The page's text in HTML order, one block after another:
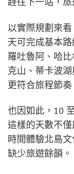
以實際規劃來
天可完成基本
羅吐魯阿、哈
克山、蒂卡波
更符合旅程節奏
也因如此，10
這樣的天數不
時間體驗北島
缺少旅遊餘韻。